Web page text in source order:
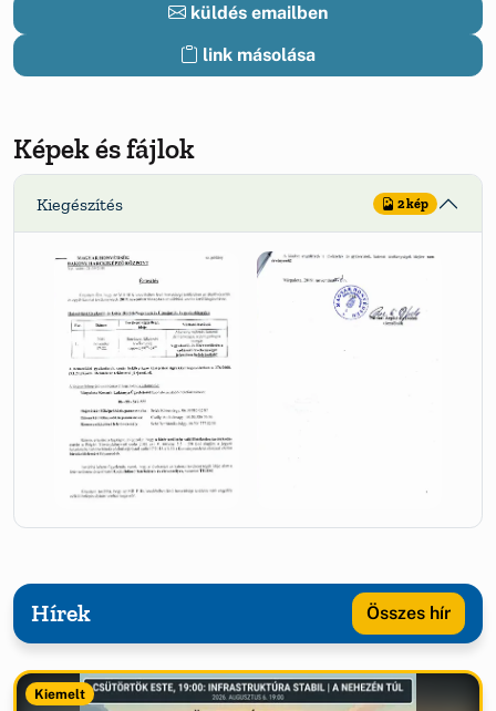
küldés emailben
link másolása
Képek és fájlok
Kiegészítés 2 kép
Hírek Összes hír
Kiemelt